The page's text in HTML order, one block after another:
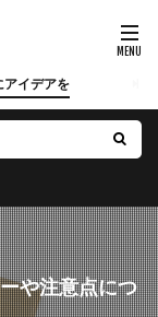
アイデアを
や注意点につ